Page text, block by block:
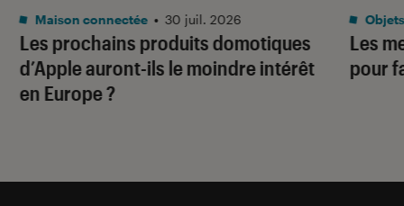
Les prochains produits domotiques
d’Apple auront-ils le moindre intérêt
en Europe ?
Maison connectée • 30 juil. 2026
Les
pour